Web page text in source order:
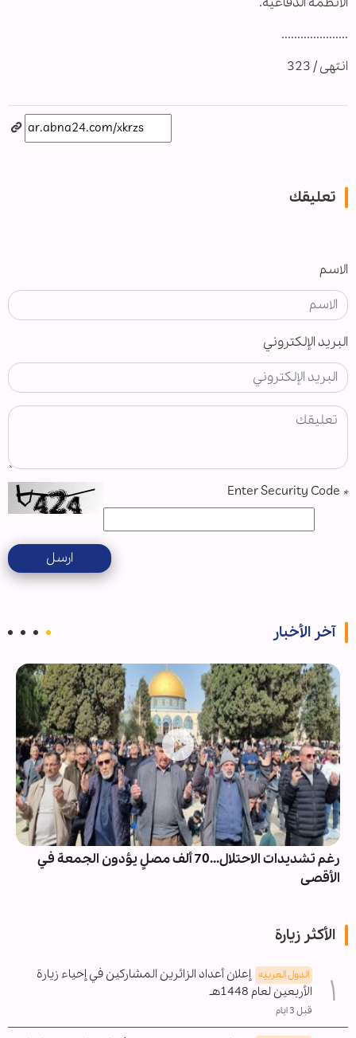
.....................
انتهى / 323
تعليقك
الاسم
البريد الإلكتروني
*
ارسل
آخر الأخبار
رغم تشديدات الاحتلال...70 ألف مصلٍ يؤدون الجمعة في
الأقصى
الأكثر زيارة
الدول العربیه إعلان أعداد الزائرين المشاركين في إحياء زيارة
الأربعين لعام 1448هـ
قبل 3 ايام